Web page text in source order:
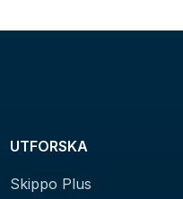
UTFORSKA
Skippo Plus